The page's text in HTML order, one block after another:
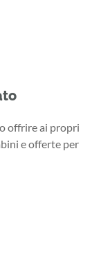
offrire ai propri
e offerte per